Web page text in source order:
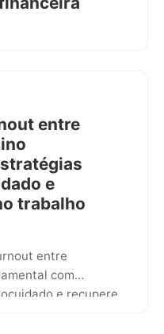
entre
e
trabalho
entre
com
e recupere